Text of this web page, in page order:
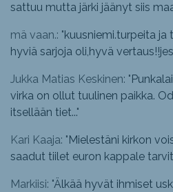
sattuu mutta järki jäänyt siis
mä vaan.: "kuusniemi.turpeita
hyviä sarjoja oli,hyvä
Jukka Matias Keskinen: "
virka on ollut tuulinen paikka.
itsellään tiet..."
Kari Kaaja: "Mielestäni kirkon
saadut tiilet euron kappale
Markiisi: "Älkää hyvät ihmiset